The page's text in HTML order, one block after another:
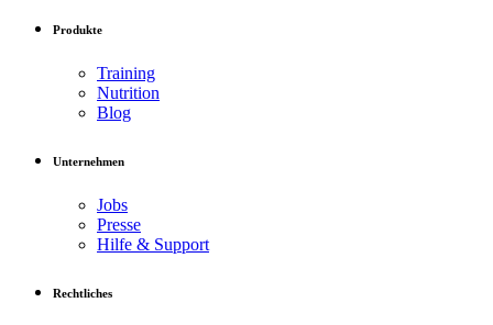
Produkte
Training
Nutrition
Blog
Unternehmen
Jobs
Presse
Hilfe & Support
Rechtliches